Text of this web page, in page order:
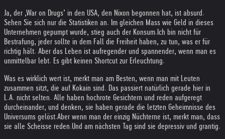
Ja, der ‚War on Drugs’ in den USA, den Nixon begonnen hat, ist absurd.
Sehen Sie sich nur die Statistiken an. Im gleichen Mass wie Geld in dieses
Unternehmen gepumpt wurde, stieg auch der Konsum. Ich bin nicht für
Bestrafung, jeder sollte in dem Fall die Freiheit haben, zu tun, was er für
richtig hält. Aber das Leben ist aufregender und spannender, wenn man es
unmittelbar lebt. Es gibt keinen Shortcut zur Erleuchtung.
Was es wirklich wert ist, merkt man am Besten, wenn man mit Leuten
zusammen sitzt, die auf Kokain sind. Das passiert natürlich gerade hier in
L.A. nicht selten. Alle haben hochrote Gesichtern und reden aufgeregt
durcheinander, und denken, sie haben gerade die letzten Geheimnisse des
Universums gelöst.Aber wenn man der einzig Nüchterne ist, merkt man, dass
sie alle Scheisse reden.Und am nächsten Tag sind sie depressiv und grantig.